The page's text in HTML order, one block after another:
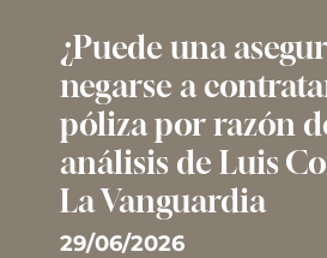
¿Puede una
negarse a
póliza por razón
análisis de Luis
La Vanguardia
29/06/2026